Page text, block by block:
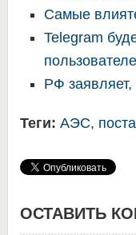
Самые
Telegram
РФ
Теги: АЭС,
ОСТАВИТЬ